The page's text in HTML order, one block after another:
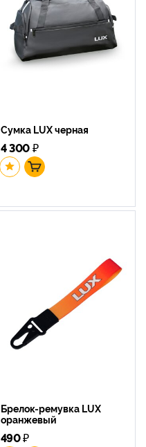
Сумка LUX черная
4 300₽
Брелок-ремувка LUX
оранжевый
490₽